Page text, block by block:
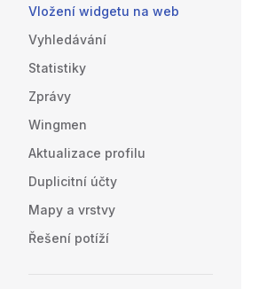
Vložení widgetu na web
Vyhledávání
Statistiky
Zprávy
Wingmen
Aktualizace profilu
Duplicitní účty
Mapy a vrstvy
Řešení potíží